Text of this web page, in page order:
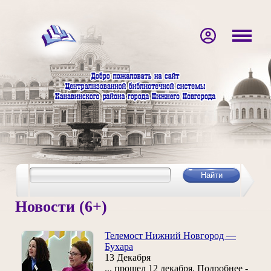
Новости (6+)
Телемост Нижний Новгород —
Бухара
13 Декабря
... прошел 12 декабря. Подробнее -